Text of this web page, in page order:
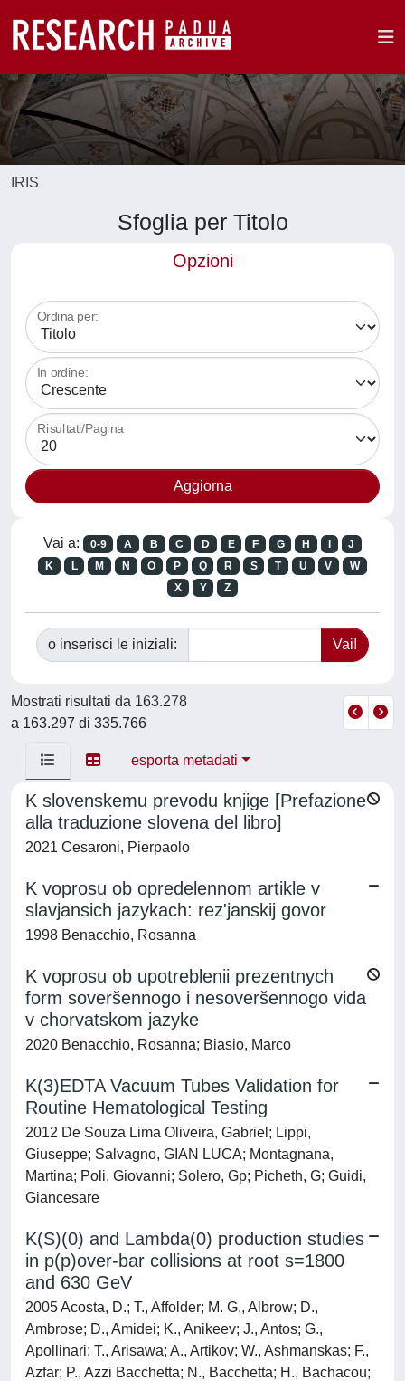
IRIS
Sfoglia per Titolo
Opzioni
Ordina per:
In ordine:
Risultati/Pagina
Vai a: 0-9 A B C D E F G H
J
K
L M N O P Q R S T U V
W
X
Y Z
o inserisci le iniziali:
Mostrati risultati da 163.278
a 163.297 di 335.766
esporta metadati
K slovenskemu prevodu knjige [Prefazione
alla traduzione slovena del libro]
2021 Cesaroni, Pierpaolo
K voprosu ob opredelennom artikle v
slavjansich jazykach: rez'janskij govor
1998 Benacchio, Rosanna
K voprosu ob upotreblenii prezentnych
form soveršennogo i nesoveršennogo vida
v chorvatskom jazyke
2020 Benacchio, Rosanna; Biasio, Marco
K(3)EDTA Vacuum Tubes Validation for
Routine Hematological Testing
2012 De Souza Lima Oliveira, Gabriel; Lippi,
Giuseppe; Salvagno, GIAN LUCA; Montagnana,
Martina; Poli, Giovanni; Solero, Gp; Picheth, G; Guidi,
Giancesare
K(S)(0) and Lambda(0) production studies
in p(p)over-bar collisions at root s=1800
and 630 GeV
2005 Acosta, D.; T., Affolder; M. G., Albrow; D.,
Ambrose; D., Amidei; K., Anikeev; J., Antos; G.,
Apollinari; T., Arisawa; A., Artikov; W., Ashmanskas; F.,
Azfar; P., Azzi Bacchetta; N., Bacchetta; H., Bachacou;